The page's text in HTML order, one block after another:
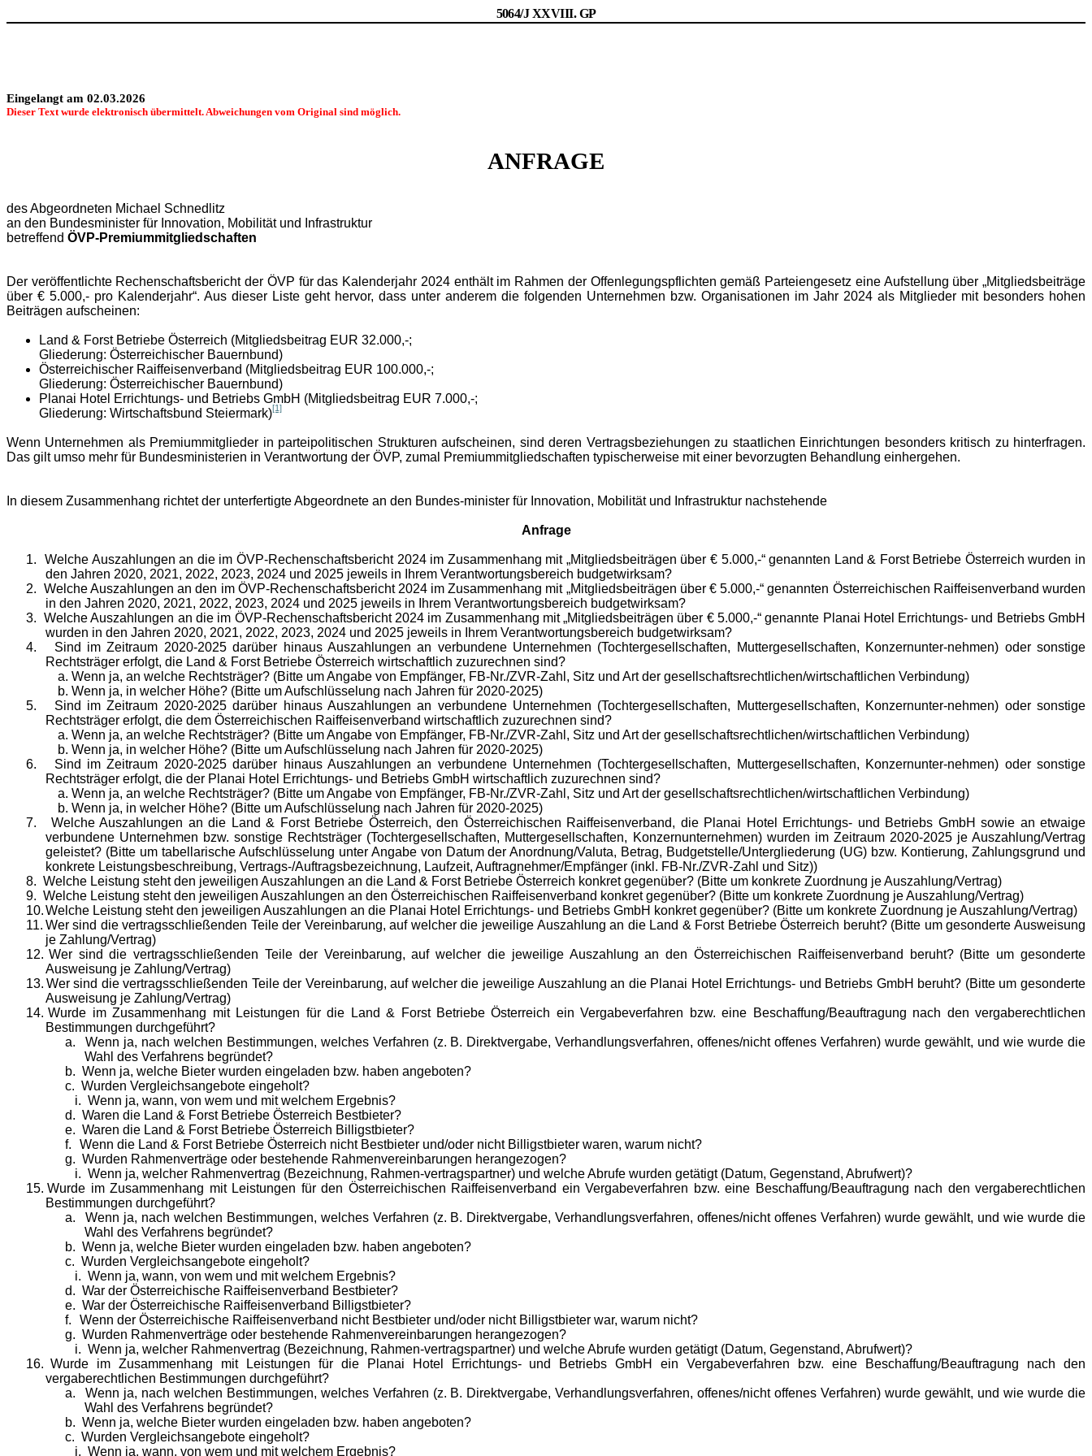
5064/J XXVIII. GP
Eingelangt am 02.03.2026
Dieser Text wurde elektronisch übermittelt. Abweichungen vom Original sind möglich.
ANFRAGE
des Abgeordneten Michael Schnedlitz
an den Bundesminister für Innovation, Mobilität und Infrastruktur
betreffend ÖVP-Premiummitgliedschaften
Der veröffentlichte Rechenschaftsbericht der ÖVP für das Kalenderjahr 2024 enthält im Rahmen der Offenlegungspflichten gemäß Parteiengesetz eine Aufstellung über „Mitgliedsbeiträge
über € 5.000,- pro Kalenderjahr“. Aus dieser Liste geht hervor, dass unter anderem die folgenden Unternehmen bzw. Organisationen im Jahr 2024 als Mitglieder mit besonders hohen
Beiträgen aufscheinen:
Land & Forst Betriebe Österreich (Mitgliedsbeitrag EUR 32.000,-;
Gliederung: Österreichischer Bauernbund)
Österreichischer Raiffeisenverband (Mitgliedsbeitrag EUR 100.000,-;
Gliederung: Österreichischer Bauernbund)
Planai Hotel Errichtungs- und Betriebs GmbH (Mitgliedsbeitrag EUR 7.000,-;
Gliederung: Wirtschaftsbund Steiermark)[1]
Wenn Unternehmen als Premiummitglieder in parteipolitischen Strukturen aufscheinen, sind deren Vertragsbeziehungen zu staatlichen Einrichtungen besonders kritisch zu hinterfragen.
Das gilt umso mehr für Bundesministerien in Verantwortung der ÖVP, zumal Premiummitgliedschaften typischerweise mit einer bevorzugten Behandlung einhergehen.
In diesem Zusammenhang richtet der unterfertigte Abgeordnete an den Bundes-minister für Innovation, Mobilität und Infrastruktur nachstehende
Anfrage
1.
Welche Auszahlungen an die im ÖVP-Rechenschaftsbericht 2024 im Zusammenhang mit „Mitgliedsbeiträgen über € 5.000,-“ genannten Land & Forst Betriebe Österreich wurden in
den Jahren 2020, 2021, 2022, 2023, 2024 und 2025 jeweils in Ihrem Verantwortungsbereich budgetwirksam?
2. Welche Auszahlungen an den im ÖVP-Rechenschaftsbericht 2024 im Zusammenhang mit „Mitgliedsbeiträgen über € 5.000,-“ genannten Österreichischen Raiffeisenverband wurden
in den Jahren 2020, 2021, 2022, 2023, 2024 und 2025 jeweils in Ihrem Verantwortungsbereich budgetwirksam?
3. Welche Auszahlungen an die im ÖVP-Rechenschaftsbericht 2024 im Zusammenhang mit „Mitgliedsbeiträgen über € 5.000,-“ genannte Planai Hotel Errichtungs- und Betriebs GmbH
wurden in den Jahren 2020, 2021, 2022, 2023, 2024 und 2025 jeweils in Ihrem Verantwortungsbereich budgetwirksam?
4.
Sind im Zeitraum 2020-2025 darüber hinaus Auszahlungen an verbundene Unternehmen (Tochtergesellschaften, Muttergesellschaften, Konzernunter-nehmen) oder sonstige
Rechtsträger erfolgt, die Land & Forst Betriebe Österreich wirtschaftlich zuzurechnen sind?
Wenn ja, an welche Rechtsträger? (Bitte um Angabe von Empfänger, FB-Nr./ZVR-Zahl, Sitz und Art der gesellschaftsrechtlichen/wirtschaftlichen Verbindung)
Wenn ja, in welcher Höhe? (Bitte um Aufschlüsselung nach Jahren für 2020-2025)
5.
Sind im Zeitraum 2020-2025 darüber hinaus Auszahlungen an verbundene Unternehmen (Tochtergesellschaften, Muttergesellschaften, Konzernunter-nehmen) oder sonstige
Rechtsträger erfolgt, die dem Österreichischen Raiffeisenverband wirtschaftlich zuzurechnen sind?
Wenn ja, an welche Rechtsträger? (Bitte um Angabe von Empfänger, FB-Nr./ZVR-Zahl, Sitz und Art der gesellschaftsrechtlichen/wirtschaftlichen Verbindung)
Wenn ja, in welcher Höhe? (Bitte um Aufschlüsselung nach Jahren für 2020-2025)
6.
Sind im Zeitraum 2020-2025 darüber hinaus Auszahlungen an verbundene Unternehmen (Tochtergesellschaften, Muttergesellschaften, Konzernunter-nehmen) oder sonstige
Rechtsträger erfolgt, die der Planai Hotel Errichtungs- und Betriebs GmbH wirtschaftlich zuzurechnen sind?
Wenn ja, an welche Rechtsträger? (Bitte um Angabe von Empfänger, FB-Nr./ZVR-Zahl, Sitz und Art der gesellschaftsrechtlichen/wirtschaftlichen Verbindung)
Wenn ja, in welcher Höhe? (Bitte um Aufschlüsselung nach Jahren für 2020-2025)
7.
Welche Auszahlungen an die Land & Forst Betriebe Österreich, den Österreichischen Raiffeisenverband, die Planai Hotel Errichtungs- und Betriebs GmbH sowie an etwaige
verbundene Unternehmen bzw. sonstige Rechtsträger (Tochtergesellschaften, Muttergesellschaften, Konzernunternehmen) wurden im Zeitraum 2020-2025 je Auszahlung/Vertrag
geleistet? (Bitte um tabellarische Aufschlüsselung unter Angabe von Datum der Anordnung/Valuta, Betrag, Budgetstelle/Untergliederung (UG) bzw. Kontierung, Zahlungsgrund und
konkrete Leistungsbeschreibung, Vertrags-/Auftragsbezeichnung, Laufzeit, Auftragnehmer/Empfänger (inkl. FB-Nr./ZVR-Zahl und Sitz))
8. Welche Leistung steht den jeweiligen Auszahlungen an die Land & Forst Betriebe Österreich konkret gegenüber? (Bitte um konkrete Zuordnung je Auszahlung/Vertrag)
9. Welche Leistung steht den jeweiligen Auszahlungen an den Österreichischen Raiffeisenverband konkret gegenüber? (Bitte um konkrete Zuordnung je Auszahlung/Vertrag)
10.Welche Leistung steht den jeweiligen Auszahlungen an die Planai Hotel Errichtungs- und Betriebs GmbH konkret gegenüber? (Bitte um konkrete Zuordnung je Auszahlung/Vertrag)
11. Wer sind die vertragsschließenden Teile der Vereinbarung, auf welcher die jeweilige Auszahlung an die Land & Forst Betriebe Österreich beruht? (Bitte um gesonderte Ausweisung
je Zahlung/Vertrag)
12. Wer sind die vertragsschließenden Teile der Vereinbarung, auf welcher die jeweilige Auszahlung an den Österreichischen Raiffeisenverband beruht? (Bitte um gesonderte
Ausweisung je Zahlung/Vertrag)
13. Wer sind die vertragsschließenden Teile der Vereinbarung, auf welcher die jeweilige Auszahlung an die Planai Hotel Errichtungs- und Betriebs GmbH beruht? (Bitte um gesonderte
Ausweisung je Zahlung/Vertrag)
14. Wurde im Zusammenhang mit Leistungen für die Land & Forst Betriebe Österreich ein Vergabeverfahren bzw. eine Beschaffung/Beauftragung nach den vergaberechtlichen
Bestimmungen durchgeführt?
a.
Wenn ja, nach welchen Bestimmungen, welches Verfahren (z. B. Direktvergabe, Verhandlungsverfahren, offenes/nicht offenes Verfahren) wurde gewählt, und wie wurde die
Wahl des Verfahrens begründet?
b. Wenn ja, welche Bieter wurden eingeladen bzw. haben angeboten?
c. Wurden Vergleichsangebote eingeholt?
i. Wenn ja, wann, von wem und mit welchem Ergebnis?
d. Waren die Land & Forst Betriebe Österreich Bestbieter?
e. Waren die Land & Forst Betriebe Österreich Billigstbieter?
f.
Wenn die Land & Forst Betriebe Österreich nicht Bestbieter und/oder nicht Billigstbieter waren, warum nicht?
g. Wurden Rahmenverträge oder bestehende Rahmenvereinbarungen herangezogen?
i. Wenn ja, welcher Rahmenvertrag (Bezeichnung, Rahmen-vertragspartner) und welche Abrufe wurden getätigt (Datum, Gegenstand, Abrufwert)?
15. Wurde im Zusammenhang mit Leistungen für den Österreichischen Raiffeisenverband ein Vergabeverfahren bzw. eine Beschaffung/Beauftragung nach den vergaberechtlichen
Bestimmungen durchgeführt?
a.
Wenn ja, nach welchen Bestimmungen, welches Verfahren (z. B. Direktvergabe, Verhandlungsverfahren, offenes/nicht offenes Verfahren) wurde gewählt, und wie wurde die
Wahl des Verfahrens begründet?
b. Wenn ja, welche Bieter wurden eingeladen bzw. haben angeboten?
c. Wurden Vergleichsangebote eingeholt?
i. Wenn ja, wann, von wem und mit welchem Ergebnis?
d. War der Österreichische Raiffeisenverband Bestbieter?
e. War der Österreichische Raiffeisenverband Billigstbieter?
f.
Wenn der Österreichische Raiffeisenverband nicht Bestbieter und/oder nicht Billigstbieter war, warum nicht?
g. Wurden Rahmenverträge oder bestehende Rahmenvereinbarungen herangezogen?
i. Wenn ja, welcher Rahmenvertrag (Bezeichnung, Rahmen-vertragspartner) und welche Abrufe wurden getätigt (Datum, Gegenstand, Abrufwert)?
16. Wurde im Zusammenhang mit Leistungen für die Planai Hotel Errichtungs- und Betriebs GmbH ein Vergabeverfahren bzw. eine Beschaffung/Beauftragung nach den
vergaberechtlichen Bestimmungen durchgeführt?
a.
Wenn ja, nach welchen Bestimmungen, welches Verfahren (z. B. Direktvergabe, Verhandlungsverfahren, offenes/nicht offenes Verfahren) wurde gewählt, und wie wurde die
Wahl des Verfahrens begründet?
b. Wenn ja, welche Bieter wurden eingeladen bzw. haben angeboten?
c. Wurden Vergleichsangebote eingeholt?
i. Wenn ja, wann, von wem und mit welchem Ergebnis?